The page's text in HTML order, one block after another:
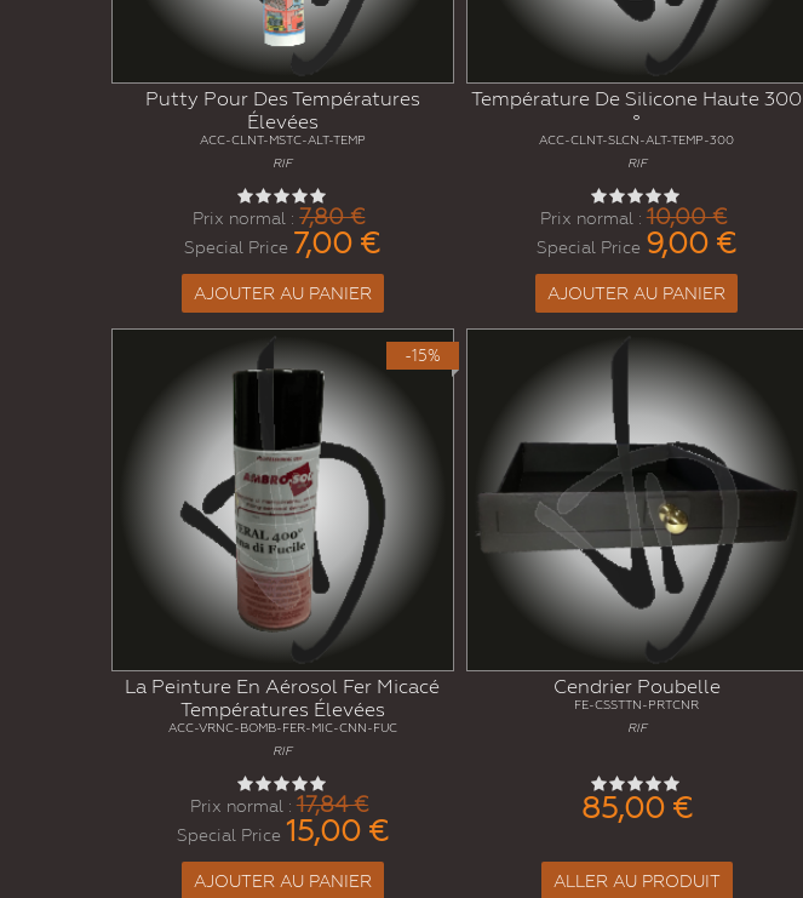
Putty Pour Des Températures
Élevées
ACC-CLNT-MSTC-ALT-TEMP
RIF
Prix normal : 7,80 €
Special Price 7,00 €
AJOUTER AU PANIER
Température De Silicone Haute 300
°
ACC-CLNT-SLCN-ALT-TEMP-300
RIF
Prix normal : 10,00 €
Special Price 9,00 €
AJOUTER AU PANIER
-15%
La Peinture En Aérosol Fer Micacé
Températures Élevées
ACC-VRNC-BOMB-FER-MIC-CNN-FUC
RIF
Prix normal : 17,84 €
Special Price 15,00 €
AJOUTER AU PANIER
Cendrier Poubelle
FE-CSSTTN-PRTCNR
RIF
85,00 €
ALLER AU PRODUIT